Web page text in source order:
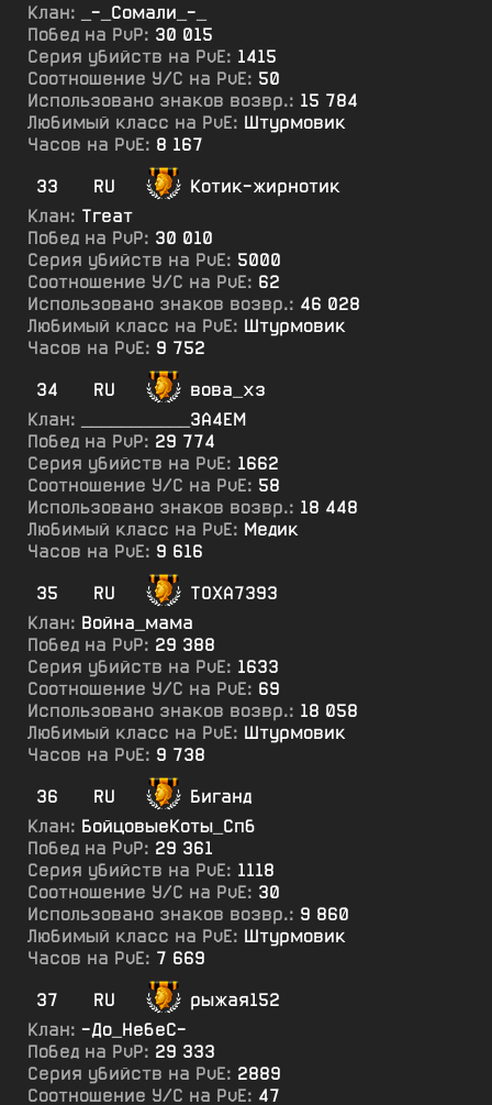
Клан:
_-_Сомали_-_
Побед на PvP: 30 015
Серия убийств на PvE: 1415
Соотношение У/С на PvE: 50
Использовано знаков возвр.: 15 784
Любимый класс на PvE: Штурмовик
Часов на PvE: 8 167
33
RU
Котик-жирнотик
Клан: Тгеат
Побед на PvP: 30 010
Серия убийств на PvE: 5000
Соотношение У/С на PvE: 62
Использовано знаков возвр.: 46 028
Любимый класс на PvE: Штурмовик
Часов на PvE: 9 752
34
RU
вова_хз
Клан:
___________ЗА4ЕМ
Побед на PvP: 29 774
Серия убийств на PvE: 1662
Соотношение У/С на PvE: 58
Использовано знаков возвр.: 18 448
Любимый класс на PvE: Медик
Часов на PvE: 9 616
35
RU
ТОХА7393
Клан: Война_мама
Побед на PvP: 29 388
Серия убийств на PvE: 1633
Соотношение У/С на PvE: 69
Использовано знаков возвр.: 18 058
Любимый класс на PvE: Штурмовик
Часов на PvE: 9 738
36
RU
Биганд
Клан: БойцовыеКоты_Спб
Побед на PvP: 29 361
Серия убийств на PvE: 1118
Соотношение У/С на PvE: 30
Использовано знаков возвр.: 9 860
Любимый класс на PvE: Штурмовик
Часов на PvE: 7 669
37
RU
рыжая152
Клан: -До_НебеС-
Побед на PvP: 29 333
Серия убийств на PvE: 2889
Соотношение У/С на PvE: 47